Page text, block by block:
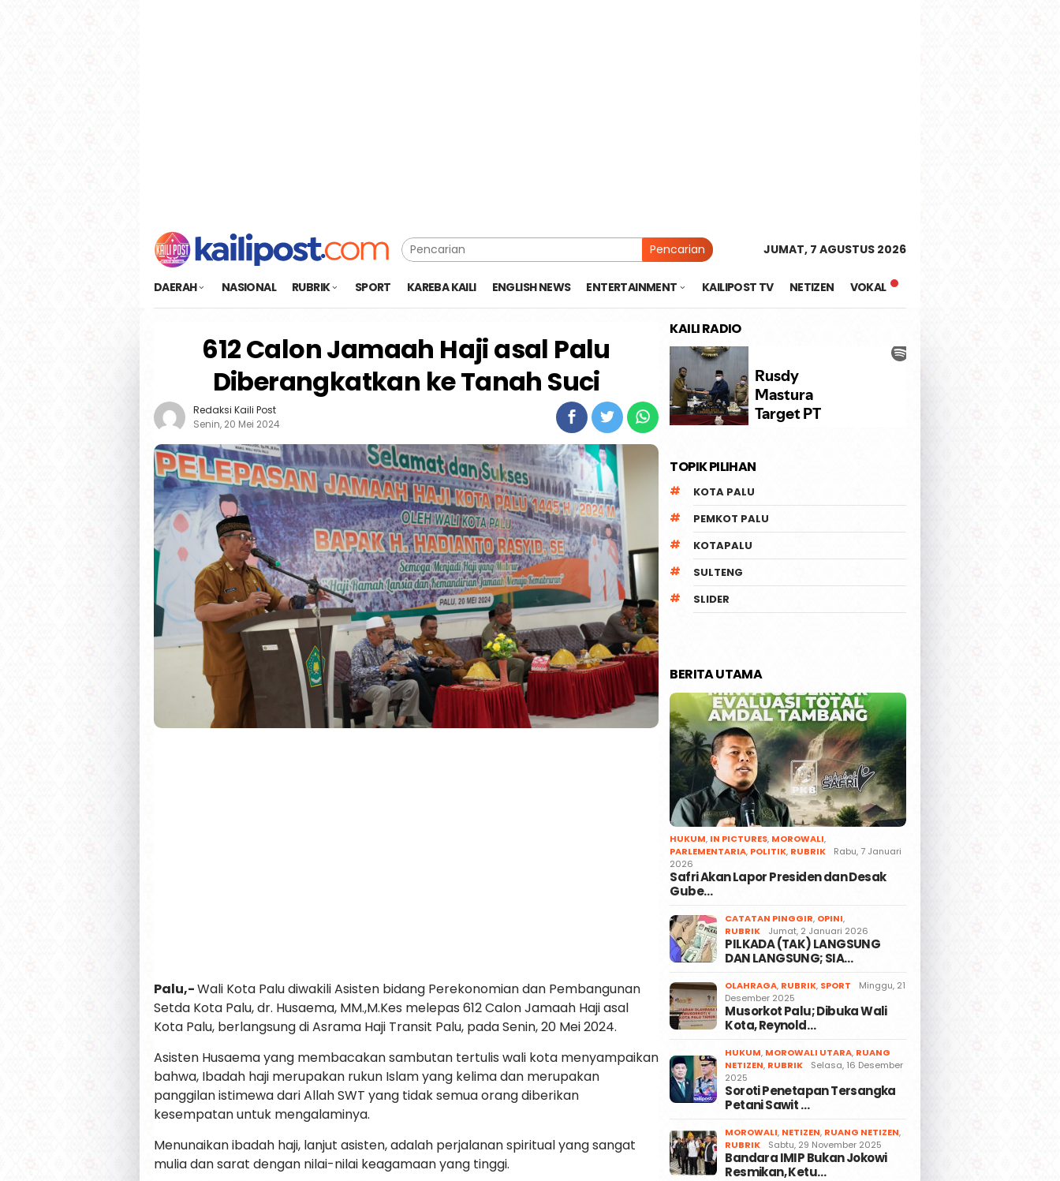
Pencarian JUMAT, 7 AGUSTUS 2026
DAERAH NASIONAL RUBRIK SPORT KAREBA KAILI ENGLISH NEWS ENTERTAINMENT KAILIPOST TV NETIZEN VOKAL
612 Calon Jamaah Haji asal Palu
Diberangkatkan ke Tanah Suci
Redaksi Kaili Post
Senin, 20 Mei 2024
Palu,-Wali Kota Palu diwakili Asisten bidang Perekonomian dan Pembangunan
Setda Kota Palu, dr. Husaema, MM.,M.Kes melepas 612 Calon Jamaah Haji asal
Kota Palu, berlangsung di Asrama Haji Transit Palu, pada Senin, 20 Mei 2024.
Asisten Husaema yang membacakan sambutan tertulis wali kota menyampaikan
bahwa, Ibadah haji merupakan rukun Islam yang kelima dan merupakan
panggilan istimewa dari Allah SWT yang tidak semua orang diberikan
kesempatan untuk mengalaminya.
Menunaikan ibadah haji, lanjut asisten, adalah perjalanan spiritual yang sangat
mulia dan sarat dengan nilai-nilai keagamaan yang tinggi.
KAILI RADIO
TOPIK PILIHAN
KOTA PALU
PEMKOT PALU
KOTAPALU
SULTENG
SLIDER
BERITA UTAMA
HUKUM, IN PICTURES, MOROWALI,
PARLEMENTARIA, POLITIK, RUBRIK
Rabu, 7 Januari
2026
Safri Akan Lapor Presiden dan Desak
Gube…
CATATAN PINGGIR, OPINI,
RUBRIK
Jumat, 2 Januari 2026
PILKADA (TAK) LANGSUNG
DAN LANGSUNG; SIA…
OLAHRAGA, RUBRIK, SPORT
Minggu, 21
Desember 2025
Musorkot Palu; Dibuka Wali
Kota, Reynold…
HUKUM, MOROWALI UTARA, RUANG
NETIZEN, RUBRIK
Selasa, 16 Desember
2025
Soroti Penetapan Tersangka
Petani Sawit …
MOROWALI, NETIZEN, RUANG NETIZEN,
RUBRIK
Sabtu, 29 November 2025
Bandara IMIP Bukan Jokowi
Resmikan, Ketu…